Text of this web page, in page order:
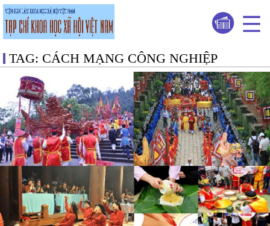
TAG: CÁCH MẠNG CÔNG NGHIỆP